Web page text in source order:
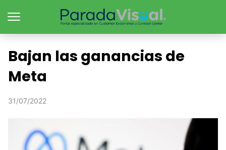
Bajan las ganancias de
Meta
31/07/2022